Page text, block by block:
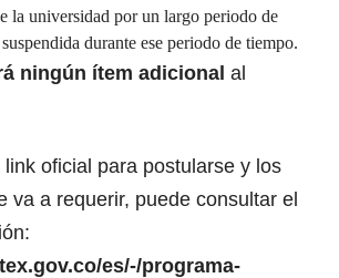
la universidad por un largo periodo de
durante ese periodo de tiempo.
ningún ítem adicional al
oficial para postularse y los
va a requerir, puede consultar el
es/-/programa-